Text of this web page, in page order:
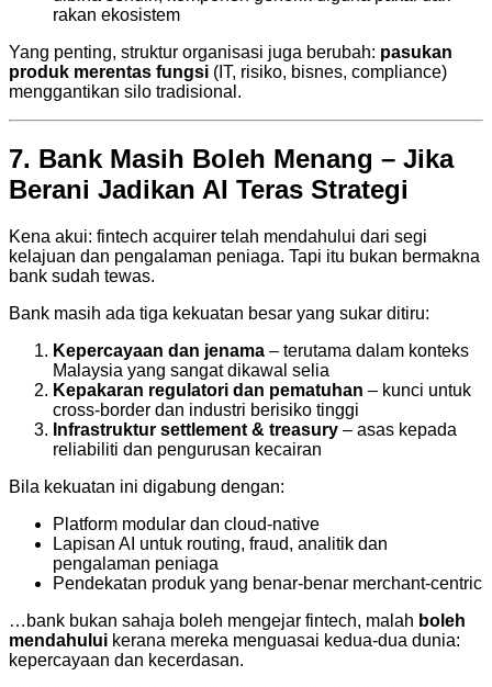
rakan ekosistem
Yang penting, struktur organisasi juga berubah: pasukan
produk merentas fungsi (IT, risiko, bisnes, compliance)
menggantikan silo tradisional.
7. Bank Masih Boleh Menang – Jika
Berani Jadikan AI Teras Strategi
Kena akui: fintech acquirer telah mendahului dari segi
kelajuan dan pengalaman peniaga. Tapi itu bukan bermakna
bank sudah tewas.
Bank masih ada tiga kekuatan besar yang sukar ditiru:
Kepercayaan dan jenama – terutama dalam konteks
Malaysia yang sangat dikawal selia
Kepakaran regulatori dan pematuhan – kunci untuk
cross-border dan industri berisiko tinggi
Infrastruktur settlement & treasury – asas kepada
reliabiliti dan pengurusan kecairan
Bila kekuatan ini digabung dengan:
Platform modular dan cloud-native
Lapisan AI untuk routing, fraud, analitik dan
pengalaman peniaga
Pendekatan produk yang benar-benar merchant-centric
…bank bukan sahaja boleh mengejar fintech, malah boleh
mendahului kerana mereka menguasai kedua-dua dunia:
kepercayaan dan kecerdasan.